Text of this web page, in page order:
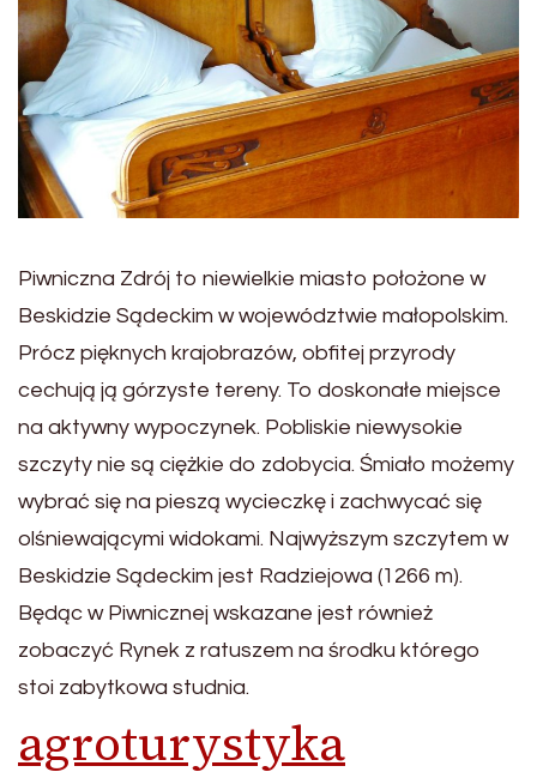
Piwniczna Zdrój to niewielkie miasto położone w
Beskidzie Sądeckim w województwie małopolskim.
Prócz pięknych krajobrazów, obfitej przyrody
cechują ją górzyste tereny. To doskonałe miejsce
na aktywny wypoczynek. Pobliskie niewysokie
szczyty nie są ciężkie do zdobycia. Śmiało możemy
wybrać się na pieszą wycieczkę i zachwycać się
olśniewającymi widokami. Najwyższym szczytem w
Beskidzie Sądeckim jest Radziejowa (1266 m).
Będąc w Piwnicznej wskazane jest również
zobaczyć Rynek z ratuszem na środku którego
stoi zabytkowa studnia.
agroturystyka